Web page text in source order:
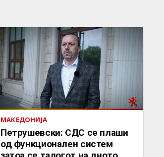
МАКЕДОНИЈА
Петрушевски: СДС се плаши
од функционален систем